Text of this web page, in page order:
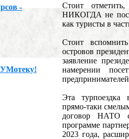
Стоит
НИКОГДА не
как туристы в
Стоит
островов
заявление
намерении
Эта турпоездка
прямо-таки
договор НАТО
программе
2023 года,